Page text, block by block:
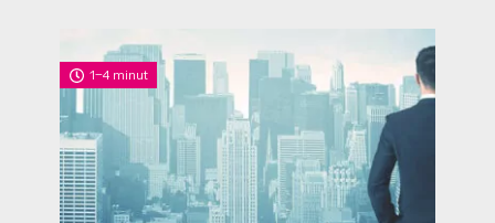
1-4 minut